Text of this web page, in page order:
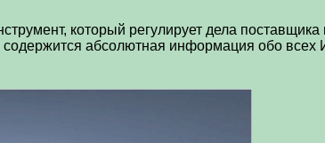
который регулирует дела
абсолютная информация обо всех